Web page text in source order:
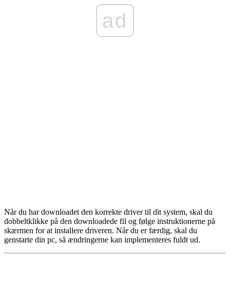
ad
Når du har downloadet den korrekte driver til dit system, skal du
dobbeltklikke på den downloadede fil og følge instruktionerne på
skærmen for at installere driveren. Når du er færdig, skal du
genstarte din pc, så ændringerne kan implementeres fuldt ud.